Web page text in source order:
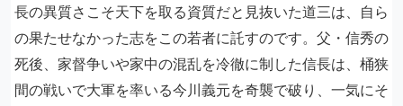
長の異質さこそ天下を取る資質だと見抜いた道三は、自ら
の果たせなかった志をこの若者に託すのです。父・信秀の
死後、家督争いや家中の混乱を冷徹に制した信長は、桶狭
間の戦いで大軍を率いる今川義元を奇襲で破り、一気にそ